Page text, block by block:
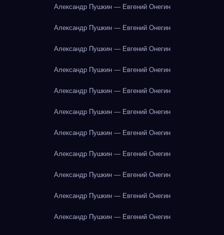
Александр Пушкин — Евгений Онегин
Александр Пушкин — Евгений Онегин
Александр Пушкин — Евгений Онегин
Александр Пушкин — Евгений Онегин
Александр Пушкин — Евгений Онегин
Александр Пушкин — Евгений Онегин
Александр Пушкин — Евгений Онегин
Александр Пушкин — Евгений Онегин
Александр Пушкин — Евгений Онегин
Александр Пушкин — Евгений Онегин
Александр Пушкин — Евгений Онегин